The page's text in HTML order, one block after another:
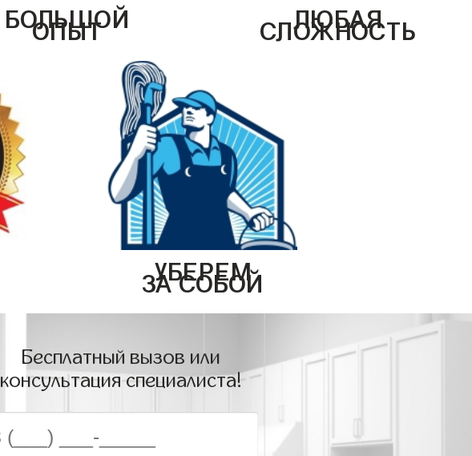
БОЛЬШОЙ
ОПЫТ ЛЮБАЯ
СЛОЖНОСТЬ
УБЕРЕМ
ЗА СОБОЙ
Бесплатный вызов или
консультация специалиста!